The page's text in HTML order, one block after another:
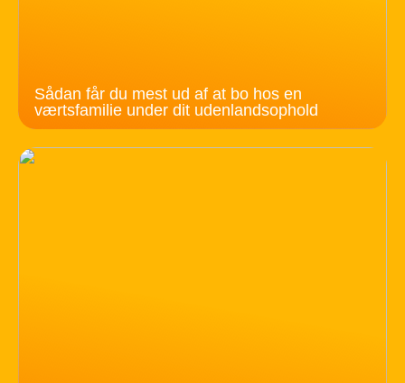
Sådan får du mest ud af at bo hos en
værtsfamilie under dit udenlandsophold